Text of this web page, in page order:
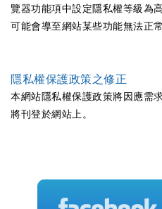
覽器功能項中設定隱私權等級為
可能會導至網站某些功能無法正常
隱私權保護政策之修正
本網站隱私權保護政策將因應需
將刊登於網站上。